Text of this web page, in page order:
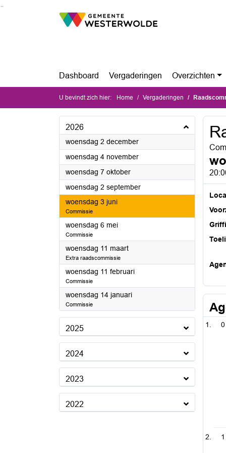
Ga naar de inhoud van deze pagina
Ga naar het zoeken
Ga naar het menu
Dashboard Vergaderingen Overzichten
U bevindt zich hier: Home Vergaderingen
2026
woensdag 2 december2026
woensdag 4 november2026
woensdag 7 oktober2026
woensdag 2 september2026
woensdag 3 juni2026
Commissie
woensdag 6 mei2026
Commissie
woensdag 11 maart2026
Extra raadscommissie
woensdag 11 februari2026
Commissie
woensdag 14 januari2026
Commissie
2025
2024
2023
2022
0
1